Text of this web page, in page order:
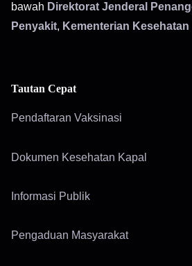
bawah Direktorat Jenderal
Penyakit, Kementerian
Tautan Cepat
Pendaftaran Vaksinasi
Dokumen Kesehatan Kapal
Informasi Publik
Pengaduan Masyarakat